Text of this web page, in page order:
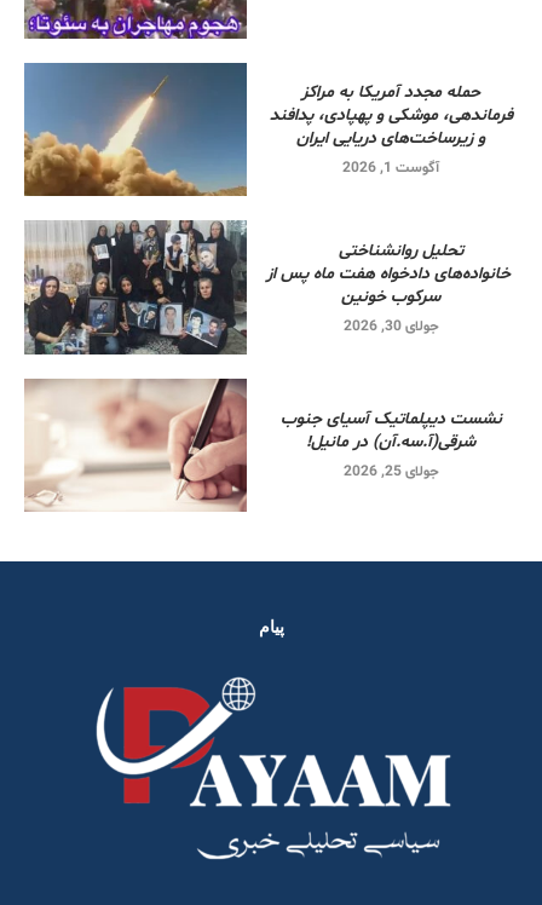
حمله مجدد آمریکا به مراکز
فرماندهی، موشکی و پهپادی، پدافند
و زیرساخت‌های دریایی ایران
آگوست 1, 2026
تحلیل روانشناختی
خانواده‌های دادخواه هفت ماه پس از
سرکوب خونین
جولای 30, 2026
نشست دیپلماتیک آسیای جنوب
شرقی‌(آ.سه.آن) در مانیل!
جولای 25, 2026
پیام